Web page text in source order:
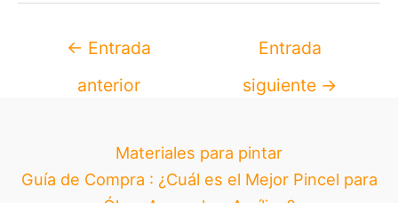
← Entrada
anterior
Entrada
siguiente →
Materiales para pintar
Guía de Compra : ¿Cuál es el Mejor Pincel para